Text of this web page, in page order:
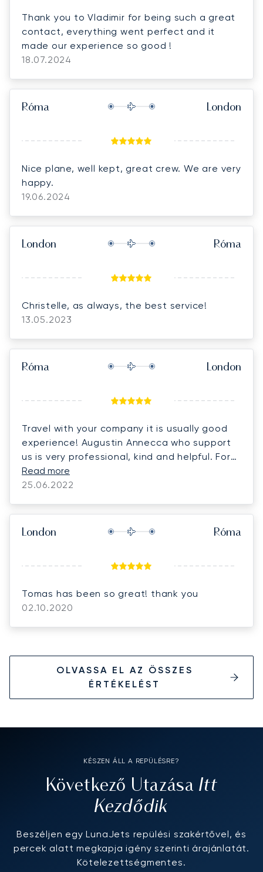
Thank you to Vladimir for being such a great
contact, everything went perfect and it
made our experience so good !
18.07.2024
Róma London
Nice plane, well kept, great crew. We are very
happy.
19.06.2024
London Róma
Christelle, as always, the best service!
13.05.2023
Róma London
Travel with your company it is usually good
experience! Augustin Annecca who support
us is very professional, kind and helpful. For
us flexible with flight is always very important
part of trip. Thank you I believe that we will
Read more
25.06.2022
London Róma
Tomas has been so great! thank you
02.10.2020
OLVASSA EL AZ ÖSSZES
ÉRTÉKELÉST
KÉSZEN ÁLL A REPÜLÉSRE?
Következő Utazása Itt
Kezdődik
Beszéljen egy LunaJets repülési szakértővel, és
percek alatt megkapja igény szerinti árajánlatát.
Kötelezettségmentes.